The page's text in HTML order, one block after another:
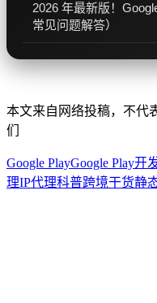
2026 年最新版！
常见问题解答）
本文来自网络投稿，不代
们
Google PlayGoogle Play开
理IP代理科普跨境干货静